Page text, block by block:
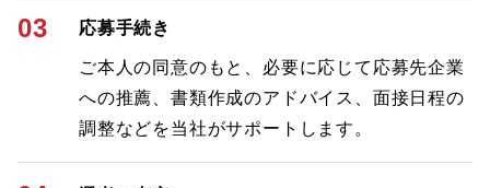
03 応募手続き
ご本人の同意のもと、必要に応じて応募先企業
への推薦、書類作成のアドバイス、面接日程の
調整などを当社がサポートします。